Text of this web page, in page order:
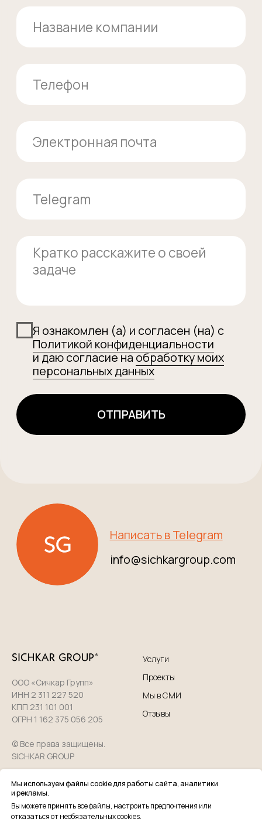
Мы используем файлы cookie для работы сайта, аналитики
и рекламы.
Вы можете принять все файлы, настроить предпочтения или
отказаться от необязательных cookies.
ООО «Сичкар Групп»
ИНН 2 311 227 520
КПП 231 101 001
ОГРН 1 162 375 056 205
© Все права защищены.
SICHKAR GROUP
Услуги
Проекты
Мы в СМИ
Отзывы
О нас
Вакансии
Политика